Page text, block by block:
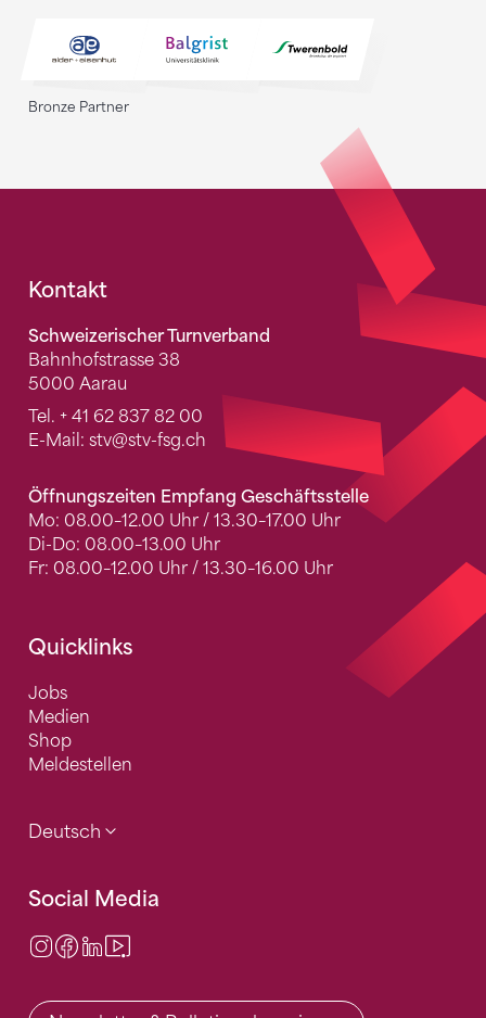
Bronze Partner
Fusszeile
Kontakt
Schweizerischer Turnverband
Bahnhofstrasse 38
5000 Aarau
Tel. + 41 62 837 82 00
E-Mail: stv@stv-fsg.ch
Öffnungszeiten Empfang Geschäftsstelle
Mo: 08.00–12.00 Uhr / 13.30–17.00 Uhr
Di-Do: 08.00–13.00 Uhr
Fr: 08.00–12.00 Uhr / 13.30–16.00 Uhr
Quicklinks
Jobs
Medien
Shop
Meldestellen
Deutsch
Social Media
Instagram
Facebook
LinkedIn